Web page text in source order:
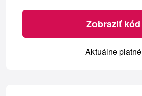
Zobraziť kód
Aktuálne platné